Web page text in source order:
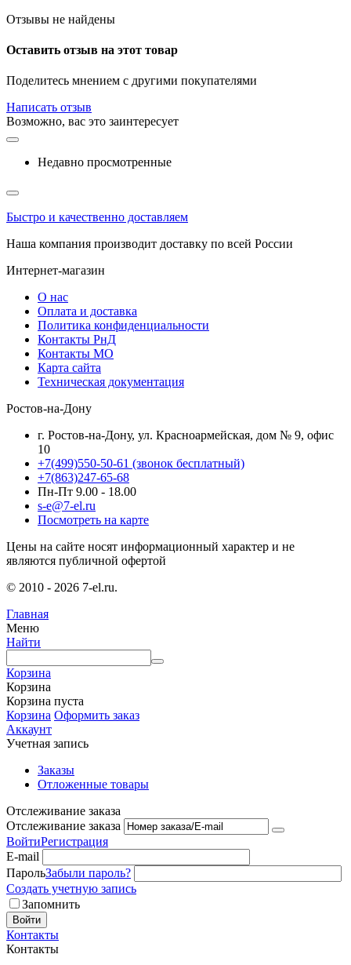
Отзывы не найдены
Оставить отзыв на этот товар
Поделитесь мнением с другими покупателями
Написать отзыв
Возможно, вас это заинтересует
Недавно просмотренные
Быстро и качественно доставляем
Наша компания производит доставку по всей России
Интернет-магазин
О нас
Оплата и доставка
Политика конфиденциальности
Контакты РнД
Контакты МО
Карта сайта
Техническая документация
Ростов-на-Дону
г. Ростов-на-Дону, ул. Красноармейская, дом № 9, офис
10
+7(499)550-50-61 (звонок бесплатный)
+7(863)247-65-68
Пн-Пт 9.00 - 18.00
s-e@7-el.ru
Посмотреть на карте
Цены на сайте носят информационный характер и не
являются публичной офертой
© 2010 - 2026 7-el.ru.
Главная
Меню
Найти
Корзина
Корзина
Корзина пуста
Корзина Оформить заказ
Аккаунт
Учетная запись
Заказы
Отложенные товары
Отслеживание заказа
Отслеживание заказа
ВойтиРегистрация
E-mail
ПарольЗабыли пароль?
Создать учетную запись
Запомнить
Войти
Контакты
Контакты